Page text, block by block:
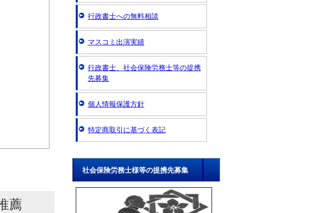
薦
行政書士への無料相談
マスコミ出演実績
行政書士、社会保険労務士等の提携
先募集
個人情報保護方針
特定商取引に基づく表記
社会保険労務士様等の提携先募集